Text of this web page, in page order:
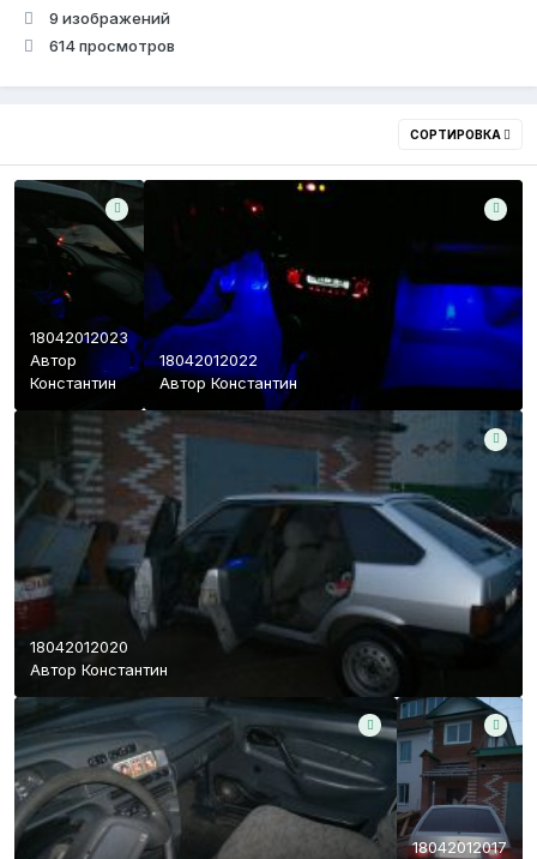
9 изображений
614 просмотров
СОРТИРОВКА
18042012023
Автор
Константин
18042012022
АвторКонстантин
18042012020
Автор Константин
18042012017